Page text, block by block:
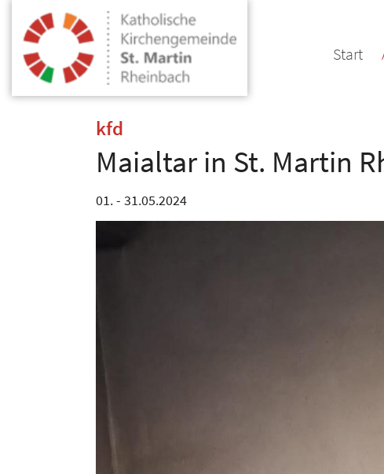
Zum Inhalt springen
Start
kfd
Maialtar in St. Martin
01. - 31.05.2024